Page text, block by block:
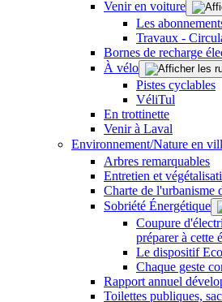
Venir en voiture
Les
Travaux -
Bornes de recharge
À vélo
Pistes cyclables
VéliTul
En trottinette
Venir à Laval
Environnement/Nature en
Arbres remarquables
Entretien et
Charte de l'urbanisme
Sobriété Énergétique
Coupure
préparer à cette
Le dispositif
Chaque geste
Rapport annuel
Toilettes publiques,